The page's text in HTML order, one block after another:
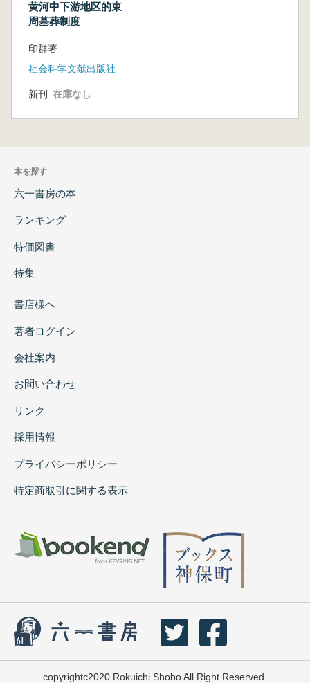
黄河中下游地区的東
周墓葬制度
印群著
社会科学文献出版社
新刊 在庫なし
本を探す
六一書房の本
ランキング
特価図書
特集
書店様へ
著者ログイン
会社案内
お問い合わせ
リンク
採用情報
プライバシーポリシー
特定商取引に関する表示
copyrightc2020 Rokuichi Shobo All Right Reserved.